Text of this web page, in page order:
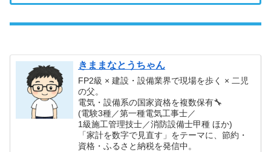
きままなとうちゃん
FP2級 × 建設・設備業界で現場を歩く × 二児
の父。
電気・設備系の国家資格を複数保有🔧
(電験3種／第一種電気工事士／
1級施工管理技士／消防設備士甲種 ほか)
「家計を数字で見直す」をテーマに、節約・
資格・ふるさと納税を発信中。